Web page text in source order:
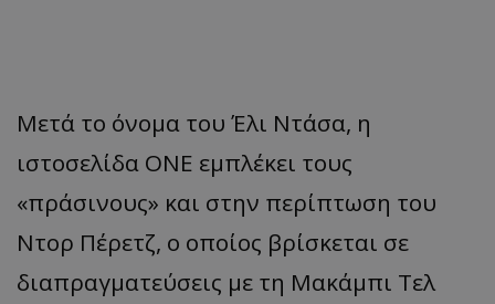
Μετά το όνομα του Έλι Ντάσα, η
ιστοσελίδα ONE εμπλέκει τους
«πράσινους» και στην περίπτωση του
Ντορ Πέρετζ, ο οποίος βρίσκεται σε
διαπραγματεύσεις με τη Μακάμπι Τελ